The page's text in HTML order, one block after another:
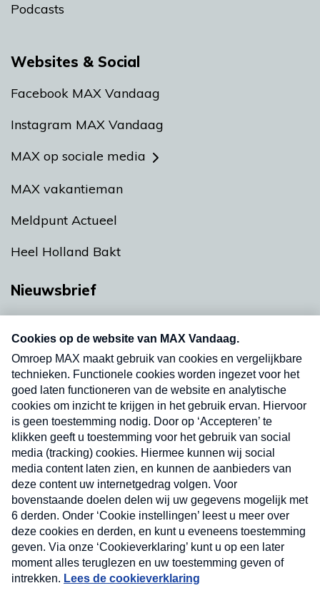
Podcasts
Websites & Social
Facebook MAX Vandaag
Instagram MAX Vandaag
MAX op sociale media
MAX vakantieman
Meldpunt Actueel
Heel Holland Bakt
Nieuwsbrief
Neem hier een gratis abonnement op onze
nieuwsbrief. Elke vrijdag- en dinsdagochtend in
uw mailbox.
Verzend
Nieuwsbrief
Neem hier een gratis abonnement op onze
nieuwsbrief. Elke vrijdag- en dinsdagochtend in uw